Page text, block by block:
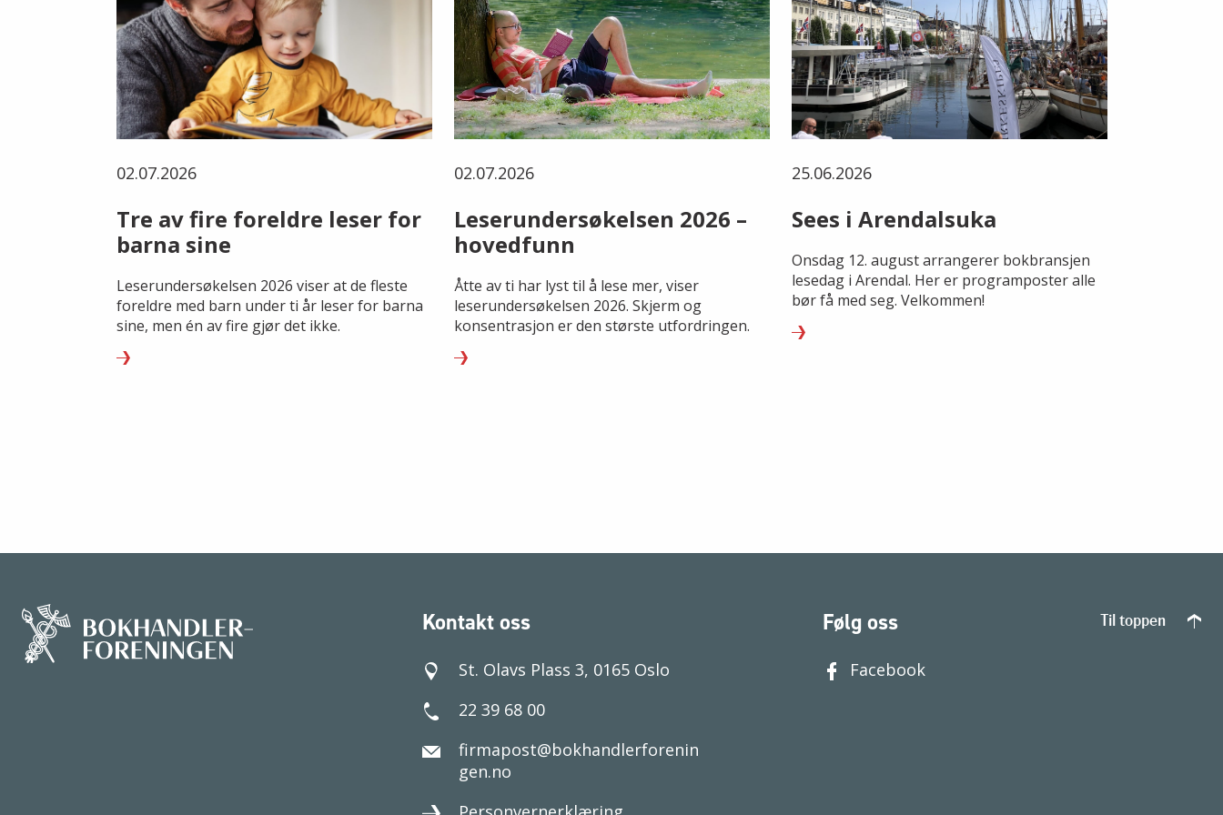
02.07.2026
Tre av fire foreldre leser for
barna sine
Leserundersøkelsen 2026 viser at de fleste
foreldre med barn under ti år leser for barna
sine, men én av fire gjør det ikke.
02.07.2026
Leserundersøkelsen 2026 –
hovedfunn
Åtte av ti har lyst til å lese mer, viser
leserundersøkelsen 2026. Skjerm og
konsentrasjon er den største utfordringen.
25.06.2026
Sees i Arendalsuka
Onsdag 12. august arrangerer bokbransjen
lesedag i Arendal. Her er programposter alle
bør få med seg. Velkommen!
Kontakt oss
St. Olavs Plass 3, 0165 Oslo
22 39 68 00
firmapost@bokhandlerforenin
gen.no
Følg oss
Facebook
Til toppen